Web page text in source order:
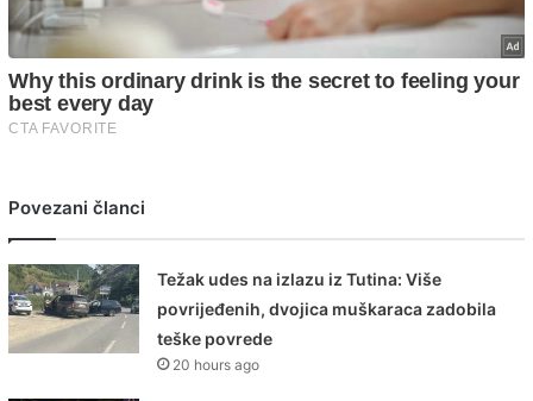
Povezani članci
Težak udes na izlazu iz Tutina: Više
povrijeđenih, dvojica muškaraca zadobila
teške povrede
20 hours ago